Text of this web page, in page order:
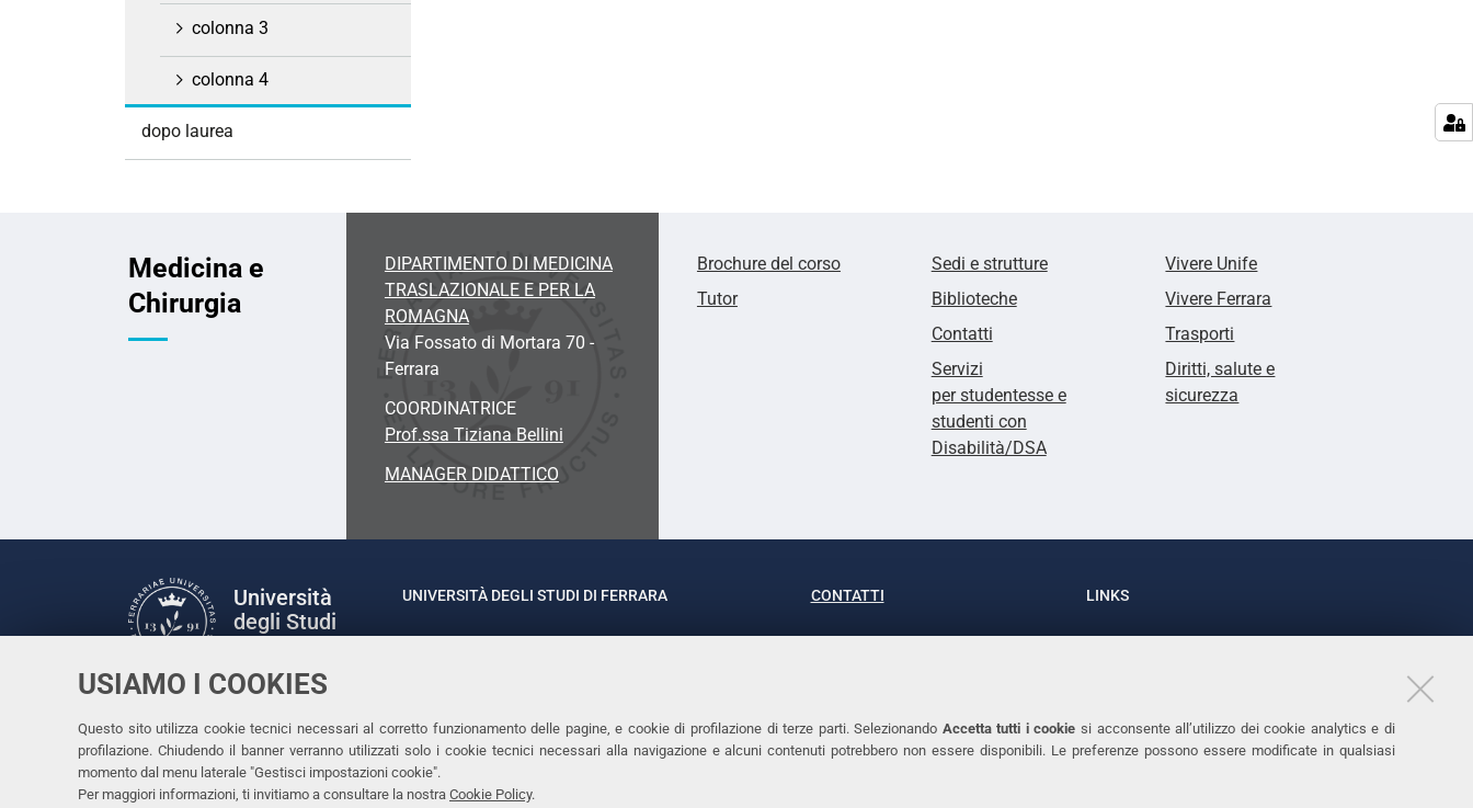
USIAMO I COOKIES
Questo sito utilizza cookie tecnici necessari al corretto funzionamento delle pagine, e cookie di profilazione di terze parti. Selezionando Accetta tutti i cookie si acconsente all’utilizzo dei cookie analytics e di
profilazione. Chiudendo il banner verranno utilizzati solo i cookie tecnici necessari alla navigazione e alcuni contenuti potrebbero non essere disponibili. Le preferenze possono essere modificate in qualsiasi
momento dal menu laterale "Gestisci impostazioni cookie".
Per maggiori informazioni, ti invitiamo a consultare la nostra Cookie Policy.
colonna 3
colonna 4
dopo laurea
Medicina e
Chirurgia
DIPARTIMENTO DI MEDICINA
TRASLAZIONALE E PER LA
ROMAGNA
Via Fossato di Mortara 70 -
Ferrara
COORDINATRICE
Prof.ssa Tiziana Bellini
MANAGER DIDATTICO
Brochure del corso
Tutor
Sedi e strutture
Biblioteche
Contatti
Servizi
per studentesse e
studenti con
Disabilità/DSA
Vivere Unife
Vivere Ferrara
Trasporti
Diritti, salute e
sicurezza
Università
degli Studi
Facebook
LinkedinInstagram
Youtube
UNIVERSITÀ DEGLI STUDI DI FERRARA
Rettrice: Prof.ssa Laura Ramaciotti
CONTATTI
Tel. +39 0532 293111
LINKS
Accessibilità
Cookies